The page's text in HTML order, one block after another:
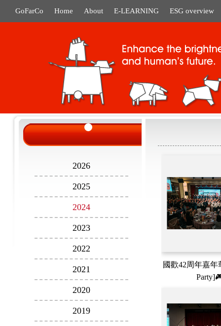
GoFarCo Home About E-LEARNING ESG overview
2026
2025
2024
2023
2022
2021
2020
2019
國歡42周年嘉年